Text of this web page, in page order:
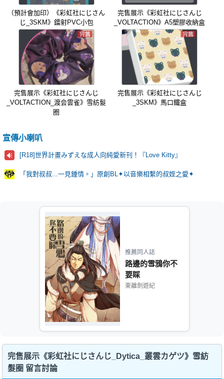
（預計會加印）《彩虹社にじさん
じ_3SKM》鐳射PVC小包
完售展示《彩虹社にじさんじ
_VOLTACTION》A5塑膠收納盒
完售展示《彩虹社にじさんじ
_VOLTACTION_渡会雲雀》雪紡髮
圈
完售展示《彩虹社にじさんじ
_3SKM》馬口鐵盒
宣傳小喇叭
[R18]世界計畫みずえな成人向純愛新刊！『Love Kitty』
「我對叔叔...一見鍾情。」原創BL✦以音樂相繫的叔姪之愛✦
推薦同人誌
路邊的雪鴉你不
要睬
東離劍遊紀
完售展示《彩虹社にじさんじ_Dytica_叢雲カゲツ》雪紡
髮圈 留言討論